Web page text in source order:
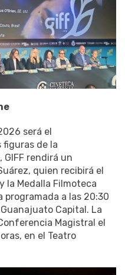
será el
de la
rendirá un
quien recibirá el
la Medalla Filmoteca
programada a las 20:30
Capital. La
Magistral el
en el Teatro